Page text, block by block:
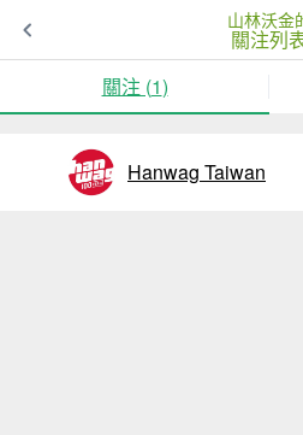
山林沃金
關注列
關注 (1)
Hanwag Taiwan